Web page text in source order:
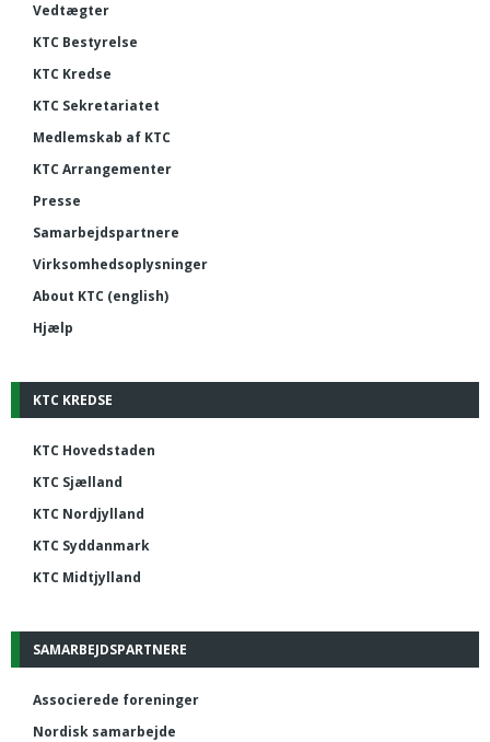
Vedtægter
KTC Bestyrelse
KTC Kredse
KTC Sekretariatet
Medlemskab af KTC
KTC Arrangementer
Presse
Samarbejdspartnere
Virksomhedsoplysninger
About KTC (english)
Hjælp
KTC KREDSE
KTC Hovedstaden
KTC Sjælland
KTC Nordjylland
KTC Syddanmark
KTC Midtjylland
SAMARBEJDSPARTNERE
Associerede foreninger
Nordisk samarbejde